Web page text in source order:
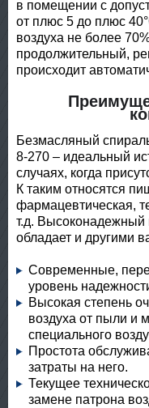
в помещении с
от плюс 5 до плюс
воздуха не более
продолжительный,
происходит
Безмасляный
8-270 – идеальный
случаях, когда
К таким относятся
фармацевтическая,
т.д.
обладает и другими
Современные,
уровень
Высокая степень
воздуха от пыли и
специального
Простота
затраты на него.
Текущее
замене патрона